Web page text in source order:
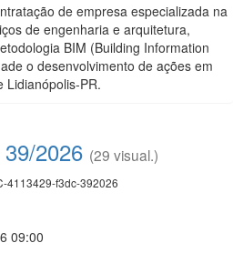
de empresa especializada na
de engenharia e arquitetura,
BIM (Building Information
o desenvolvimento de ações em
Lidianópolis-PR.
2026 (29 visual.)
4113429-f3dc-392026
09:00